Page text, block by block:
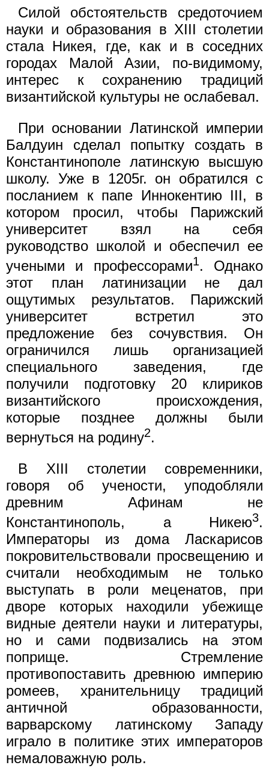
Силой обстоятельств средоточием
науки и образования в XIII столетии
стала Никея, где, как и в соседних
городах Малой Азии, по-видимому,
интерес к сохранению традиций
византийской культуры не ослабевал.
При основании Латинской империи
Балдуин сделал попытку создать в
Константинополе латинскую высшую
школу. Уже в 1205г. он обратился с
посланием к папе Иннокентию III, в
котором просил, чтобы Парижский
университет взял на себя
руководство школой и обеспечил ее
учеными и профессорами1. Однако
этот план латинизации не дал
ощутимых результатов. Парижский
университет встретил это
предложение без сочувствия. Он
ограничился лишь организацией
специального заведения, где
получили подготовку 20 клириков
византийского происхождения,
которые позднее должны были
вернуться на родину2.
В XIII столетии современники,
говоря об учености, уподобляли
древним Афинам не
Константинополь, а Никею3.
Императоры из дома Ласкарисов
покровительствовали просвещению и
считали необходимым не только
выступать в роли меценатов, при
дворе которых находили убежище
видные деятели науки и литературы,
но и сами подвизались на этом
поприще. Стремление
противопоставить древнюю империю
ромеев, хранительницу традиций
античной образованности,
варварскому латинскому Западу
играло в политике этих императоров
немаловажную роль.